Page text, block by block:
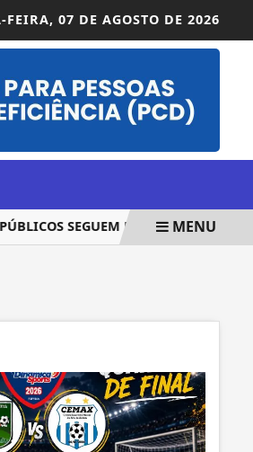
FEIRA, 07 DE AGOSTO DE 2026
SEGUEM PREVISTOS DURANTE
MENU